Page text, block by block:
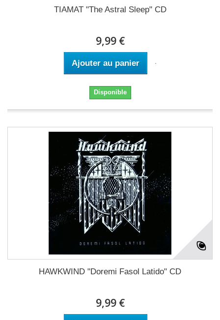
TIAMAT "The Astral Sleep" CD
9,99 €
Ajouter au panier
Disponible
HAWKWIND "Doremi Fasol Latido" CD
9,99 €